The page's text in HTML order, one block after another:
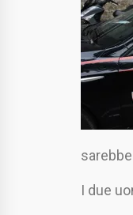
I due